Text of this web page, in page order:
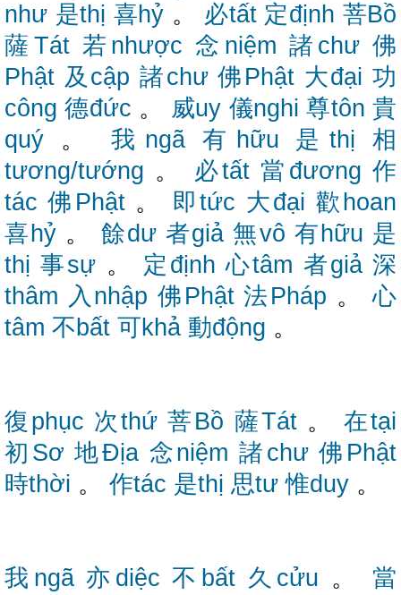
như 是thị 喜hỷ 。 必tất 定định 菩Bồ
薩Tát 若nhược 念niệm 諸chư 佛
Phật 及cập 諸chư 佛Phật 大đại 功
công 德đức 。 威uy 儀nghi 尊tôn 貴
quý 。我ngã 有hữu 是thị
相
tương/tướng 。 必tất 當đương 作
tác 佛Phật。 即tức 大đại 歡hoan
喜hỷ 。 餘dư 者giả 無vô 有hữu 是
thị 事sự 。 定định 心tâm 者giả 深
thâm 入nhập 佛Phật 法Pháp 。心
tâm 不bất 可khả 動động 。
復phục 次thứ 菩Bồ 薩Tát。 在tại
初Sơ 地Địa 念niệm 諸chư 佛Phật
時thời 。 作tác 是thị 思tư 惟duy 。
我ngã 亦diệc 不bất 久cửu 。 當